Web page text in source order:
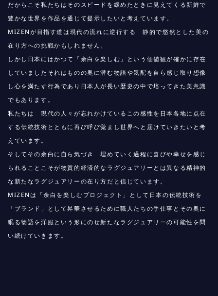
だからこそ私たちはそのスピードを緩めたときに見えてくる新鮮で
豊かな世界を作品を通じて提示したいと考えています。
MIZENが目指す道は現代の流れに逆行する 静的で悠然とした美の
在り方への挑戦かもしれません。
しかし日本にはかつて「余白を楽しむ」という価値観が確かに存在
していましたそれはものの奥に潜む物語や気配を自ら感じ取り想像
し心を満たす行為であり日本人が長い歴史の中で培ってきた美意識
でもあります。
私たちは 現代の人々が忘れかけているこの感性を日本各地に点在
する伝統技術とともに再び呼び覚まし世界へと届けていきたいと考
えています。
そしてその余白に自ら気づき 埋めていく過程に喜びや幸せを感じ
られることこそが物質的経済的なラグジュアリーとは異なる精神的
な新たなラグジュアリーの在り方だと信じています。
MIZENは「余白を楽しむプロジェクト」として日本の伝統技術を
「ブランド」として昇華させるために職人たちの手仕事とその奥に
眠る物語を洋服という形にのせ新たなラグジュアリーの可能性を問
い続けていきます。